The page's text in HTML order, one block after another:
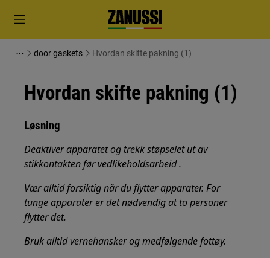
door gaskets Hvordan skifte pakning (1)
Hvordan skifte pakning (1)
Løsning
Deaktiver apparatet og trekk støpselet ut av
stikkontaktenfør vedlikeholdsarbeid.
Vær alltid forsiktig når du flytter apparater. For
tunge apparater er det nødvendig at to personer
flytter det.
Bruk alltid vernehansker og medfølgende fottøy.